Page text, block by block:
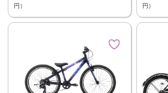
円）
円）